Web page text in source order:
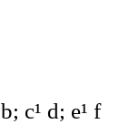
b; c¹ d; e¹ f